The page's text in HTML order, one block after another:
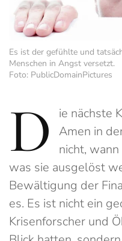
Es ist der gefühlte und
Menschen in Angst versetzt.
Foto: PublicDomainPictures
D
ie nächste
Amen in
nicht,
was sie ausgelöst
Bewältigung der
es. Es ist nicht ein
Krisenforscher und